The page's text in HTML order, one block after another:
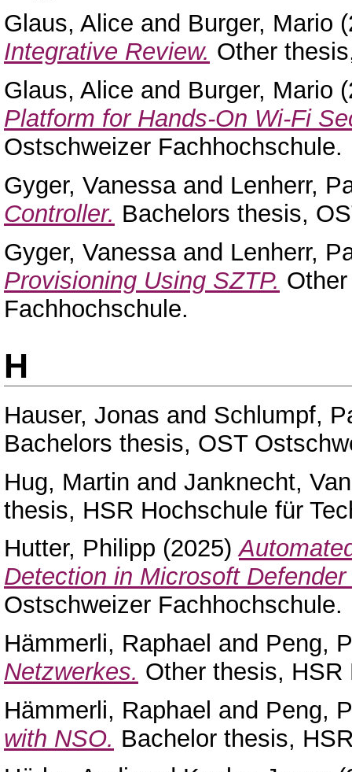
Glaus, Alice and Burger, Mario
Integrative Review. Other
Glaus, Alice and Burger, Mario
Platform for Hands-On Wi-Fi
Ostschweizer Fachhochschule.
Gyger, Vanessaand Lenherr,
Controller. Bachelors thesis,
Gyger, Vanessaand Lenherr,
Provisioning Using SZTP.
Fachhochschule.
H
Hauser, Jonas and Schlumpf,
Bachelors thesis, OST
Hug, Martin and Janknecht,
thesis, HSR Hochschule für
Hutter, Philipp (2025)
Detection in Microsoft
Ostschweizer Fachhochschule.
Hämmerli, Raphael and Peng,
Netzwerkes. Other thesis, HSR
Hämmerli, Raphael and Peng,
with NSO. Bachelor thesis,